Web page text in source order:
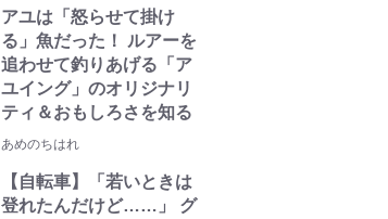
アユは「怒らせて掛け
る」魚だった！ ルアーを
追わせて釣りあげる「ア
ユイング」のオリジナリ
ティ＆おもしろさを知る
あめのちはれ
【自転車】「若いときは
登れたんだけど……」 グ